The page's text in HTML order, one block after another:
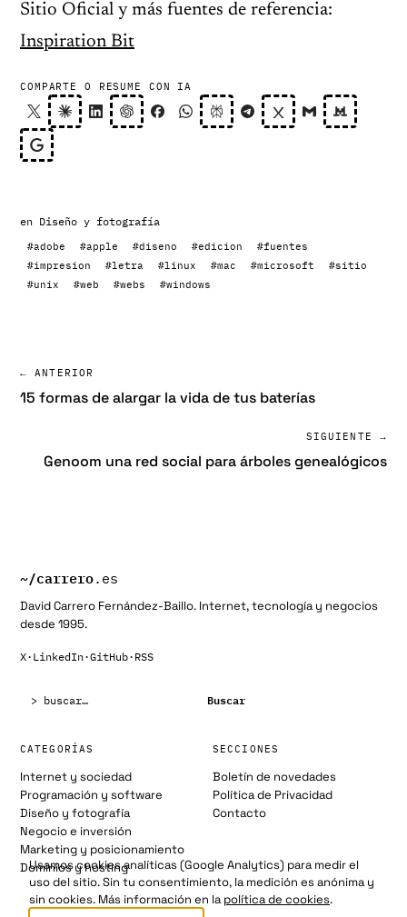
Sitio Oficial y más fuentes de referencia:
Inspiration Bit
COMPARTE O RESUME CON IA
en Diseño y fotografía
#adobe #apple #diseno #edicion
#fuentes
#impresion
#letra #linux #mac #microsoft
#sitio
#unix
#web #webs #windows
← ANTERIOR
15 formas de alargar la vida de tus baterías
SIGUIENTE →
Genoom una red social para árboles genealógicos
~/carrero.es
David Carrero Fernández-Baillo. Internet, tecnología y negocios
desde 1995.
X· LinkedIn·GitHub· RSS
Buscar
CATEGORÍAS
Internet y sociedad
Programación y software
Diseño y fotografía
Negocio e inversión
Marketing y posicionamiento
Dominios y hosting
SECCIONES
Boletín de novedades
Política de Privacidad
Contacto
Usamos cookies analíticas (Google Analytics) para medir el
uso del sitio. Sin tu consentimiento, la medición es anónima y
sin cookies. Más información en lapolítica de cookies.